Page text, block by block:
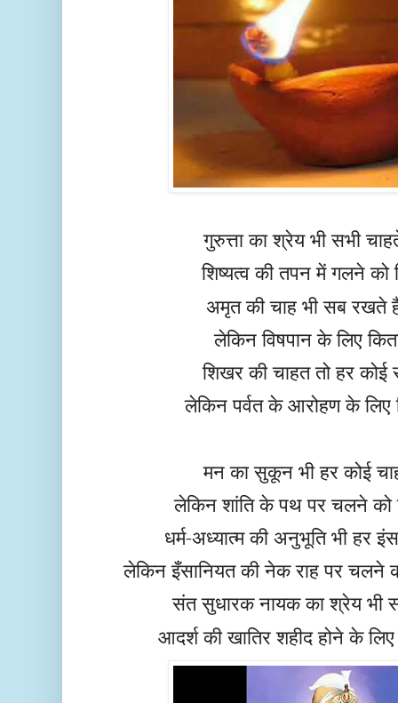
गुरुत्ता का श्रेय भी सभी
शिष्यत्व की तपन में गलने
अमृत की चाह भी सब रखते
लेकिन विषपान के लिए
शिखर की चाहत तो हर कोई
लेकिन पर्वत के आरोहण के
मन का सुकून भी हर कोई
लेकिन शांति के पथ पर चलने को
धर्म-अध्यात्म की अनुभूति भी हर
लेकिन इँसानियत की नेक राह पर चलने
संत सुधारक नायक का श्रेय भी
आदर्श की खातिर शहीद होने के